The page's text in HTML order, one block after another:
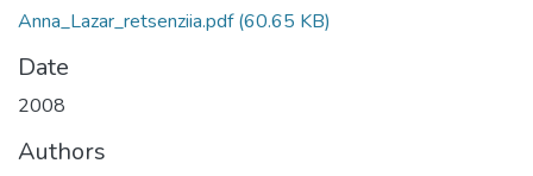
Anna_Lazar_retsenziia.pdf(60.65 KB)
Date
2008
Authors